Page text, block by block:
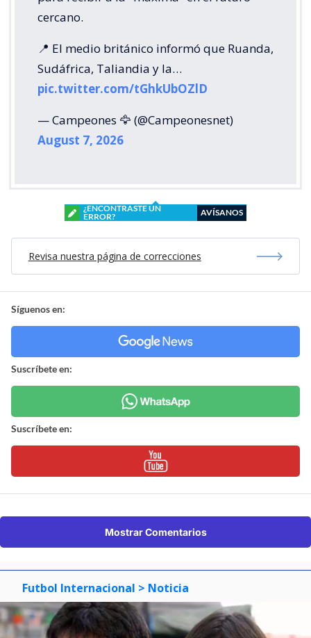
cercano.
📍 El medio británico informó que Ruanda,
Sudáfrica, Taliandia y la…
pic.twitter.com/tGhkUbOZlD
— Campeones 🦅 (@Campeonesnet)
August 7, 2026
¿ENCONTRASTE UN
ERROR?
AVÍSANOS
Revisa nuestra página de correcciones
Síguenos en:
Suscríbete en:
Suscríbete en:
Mostrar Comentarios
Futbol Internacional > Noticia